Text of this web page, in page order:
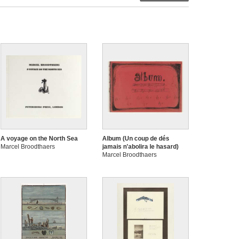
A voyage on the North Sea
Marcel Broodthaers
Album (Un coup de dés
jamais n'abolira le hasard)
Marcel Broodthaers